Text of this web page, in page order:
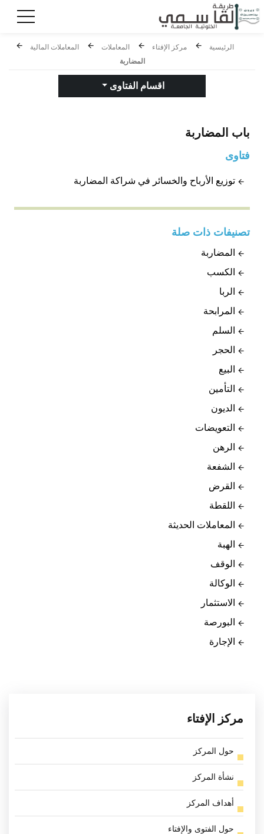
الرئيسية مركز الإفتاء المعاملات
المعاملات المالية
المضاربة
اقسام الفتاوى
باب المضاربة
فتاوى
توزيع الأرباح والخسائر في شراكة المضاربة
تصنيفات ذات صلة
المضاربة
الكسب
الربا
المرابحة
السلم
الحجر
البيع
التأمين
الديون
التعويضات
الرهن
الشفعة
القرض
اللقطة
المعاملات الحديثة
الهبة
الوقف
الوكالة
الاستثمار
البورصة
الإجارة
مركز الإفتاء
حول المركز
نشأة المركز
أهداف المركز
حول الفتوى والإفتاء